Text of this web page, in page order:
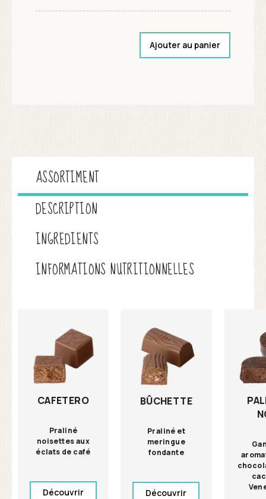
Ajouter au panier
ASSORTIMENT
DESCRIPTION
INGREDIENTS
INFORMATIONS NUTRITIONNELLES
CAFETERO
Praliné
noisettes aux
éclats de café
Découvrir
BÛCHETTE
Praliné et
meringue
fondante
Découvrir